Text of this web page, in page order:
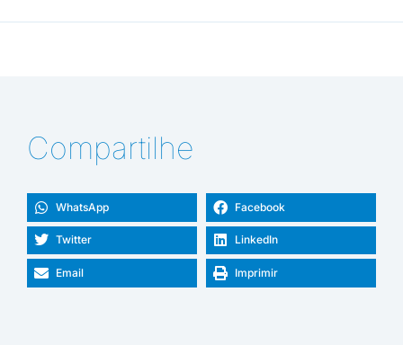
Compartilhe
WhatsApp Facebook
Twitter LinkedIn
Email Imprimir